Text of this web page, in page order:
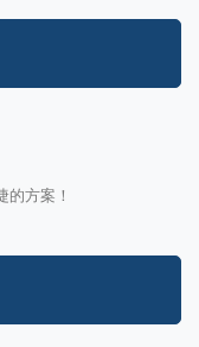
方案！